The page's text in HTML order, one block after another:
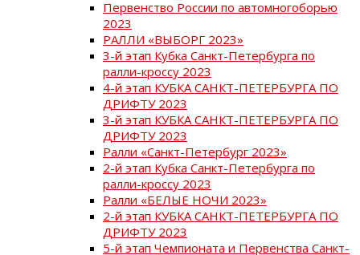
Первенство России по автомногоборью
2023
РАЛЛИ «ВЫБОРГ 2023»
3-й этап Кубка Санкт-Петербурга по
ралли-кроссу 2023
4-й этап КУБКА САНКТ-ПЕТЕРБУРГА ПО
ДРИФТУ 2023
3-й этап КУБКА САНКТ-ПЕТЕРБУРГА ПО
ДРИФТУ 2023
Ралли «Санкт-Петербург 2023»
2-й этап Кубка Санкт-Петербурга по
ралли-кроссу 2023
Ралли «БЕЛЫЕ НОЧИ 2023»
2-й этап КУБКА САНКТ-ПЕТЕРБУРГА ПО
ДРИФТУ 2023
5-й этап Чемпионата и Первенства Санкт-